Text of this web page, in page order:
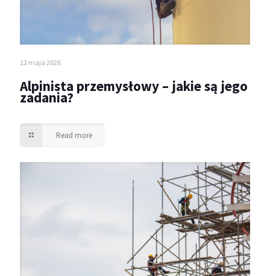
12 maja 2026
Alpinista przemysłowy – jakie są jego
zadania?
Read more